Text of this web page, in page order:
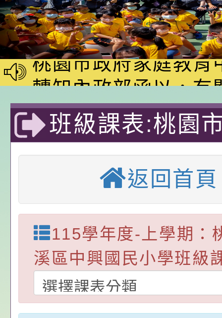
「2026桃園市孔廟
動—儒門初開 智慧
桃園市政府家庭教育
家8月課程資訊」、
電影營」、「祖孫樂
「愛『原原』不絕-
樂會」、「邁向下一
列講座及成長團體
轉知內政部函以，有
員會函釋公務員留職
赴陸應申請許可一案
中興國民小學115學
期第1次第7-9招代課
甄選公告
本校「115學年度國
校課程計畫」核定一
轉知教育部國民及學
辦理「115年度教育
前教育署辦理性別平
置課程與教學人才庫
畫」一案， 請教師
請，請查照。
公告:桃園市政府腸
施問答集
轉知:桃園市交通局
減碳存摺2.0」全民
桃園市政府家庭教育
年度祖孫樂淘桃－祖
祝活動」海報電子檔
位協助鼓勵所屬同仁
轉知有關銓敘部建置
員退休所得重審後實
算器」，公立學校退
「2026桃園市孔廟
動—儒門初開 智慧
桃園市政府家庭教育
班級課表:桃園
中興國民小學-
國小
返回首頁
115學年度-上學期：
溪區中興國民小學班級